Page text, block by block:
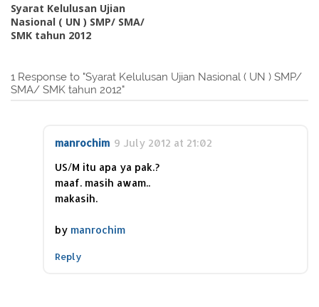
Syarat Kelulusan Ujian
Nasional ( UN ) SMP/ SMA/
SMK tahun 2012
1 Response to "Syarat Kelulusan Ujian Nasional ( UN ) SMP/
SMA/ SMK tahun 2012"
manrochim 9 July 2012 at 21:02
US/M itu apa ya pak.?
maaf. masih awam..
makasih.
by manrochim
Reply